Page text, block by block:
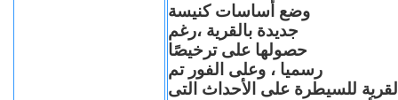
وضع أساسات كنيسة
جديدة بالقرية ،رغم
حصولها على ترخيصًا
رسميا ، وعلى الفور تم
للسيطرة على الأحداث التى